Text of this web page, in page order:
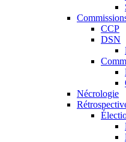
CCP
DSN
Nécrologie